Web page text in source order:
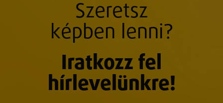
Szeretsz
képben lenni?
Iratkozz fel
hírlevelünkre!